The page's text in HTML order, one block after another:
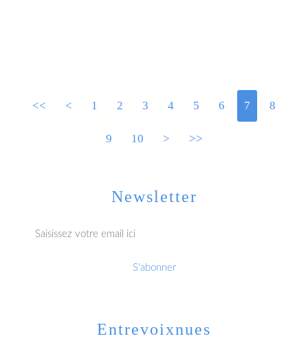
<< < 1 2 3 4 5 6 7 8
9 10 > >>
Newsletter
Entrevoixnues